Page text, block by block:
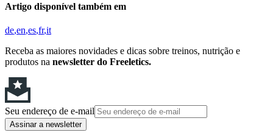
Artigo disponível também em
de en es fr it
Receba as maiores novidades e dicas sobre treinos, nutrição e
produtos na newsletter do Freeletics.
Seu endereço de e-mail
Assinar a newsletter